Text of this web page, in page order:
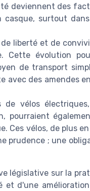
deviennent des
casque, surtout
liberté et de
Cette évolution
de transport
avec des amendes
de vélos
pourraient
Ces vélos, de plus
prudence ; une
législative sur la
et d'une